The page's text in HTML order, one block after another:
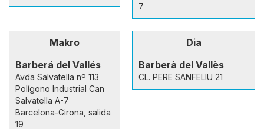
7
Makro
Barberá del Vallés
Avda Salvatella nº 113
Polígono Industrial Can
Salvatella A-7
Barcelona-Girona, salida
19
Dia
Barberà del Vallès
CL. PERE SANFELIU 21